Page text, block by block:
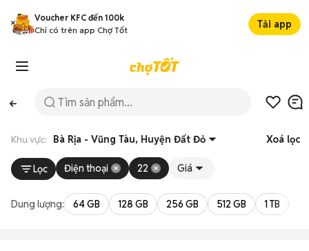
Voucher KFC đến 100k
Chỉ có trên app Chợ Tốt
Tải app
Khu vực: Bà Rịa - Vũng Tàu, Huyện Đất Đỏ Xoá lọc
Lọc Điện thoại 22 Giá
Dung lượng: 64 GB 128 GB 256 GB 512 GB 1 TB